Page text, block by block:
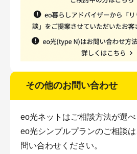
その他のお問い合わせ
eo光ネットはご相談方法が選べ
eo光シンプルプランのご相談
問い合わせください。